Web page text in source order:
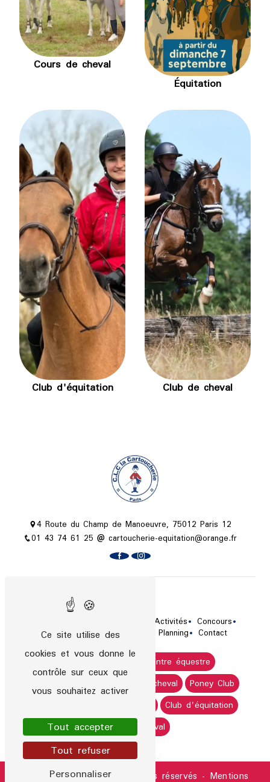
Cours de cheval
Équitation
Club d'équitation Club de cheval
4 Route du Champ de Manoeuvre, 75012 Paris 12
01 43 74 61 25
cartoucherie-equitation@orange.fr
Plan du site
Activités Concours
Tarifs / Horaires Actualités Planning Contact
Cours d'équitation
Centre équestre
Stage de poney
Stage de cheval
Poney Club
Club d'équitation
Club de cheval
Vistalid- 2026 - Tous droits réservés - Mentions
Ce site utilise des
cookies et vous donne le
contrôle sur ceux que
vous souhaitez activer
Tout accepter
Tout refuser
Personnaliser